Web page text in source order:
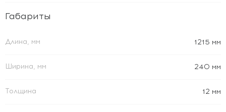
Габариты
Длина, мм 1215 мм
Ширина, мм 240 мм
Толщина 12 мм